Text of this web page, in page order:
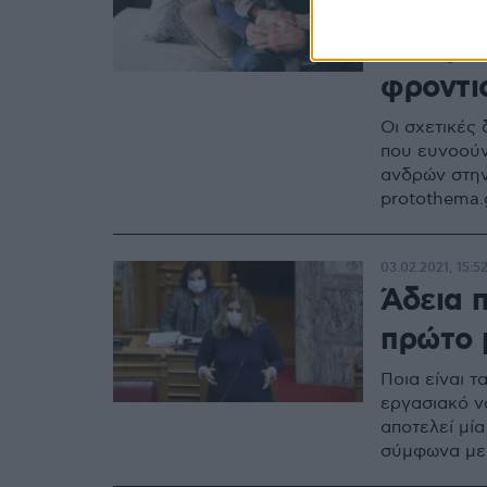
Όλες
Οι
που
ανδρών
Άδεια
πρώτο
Ποια είναι
εργασιακό
αποτελεί
σύμφωνα με
03.02.2021, 15:52